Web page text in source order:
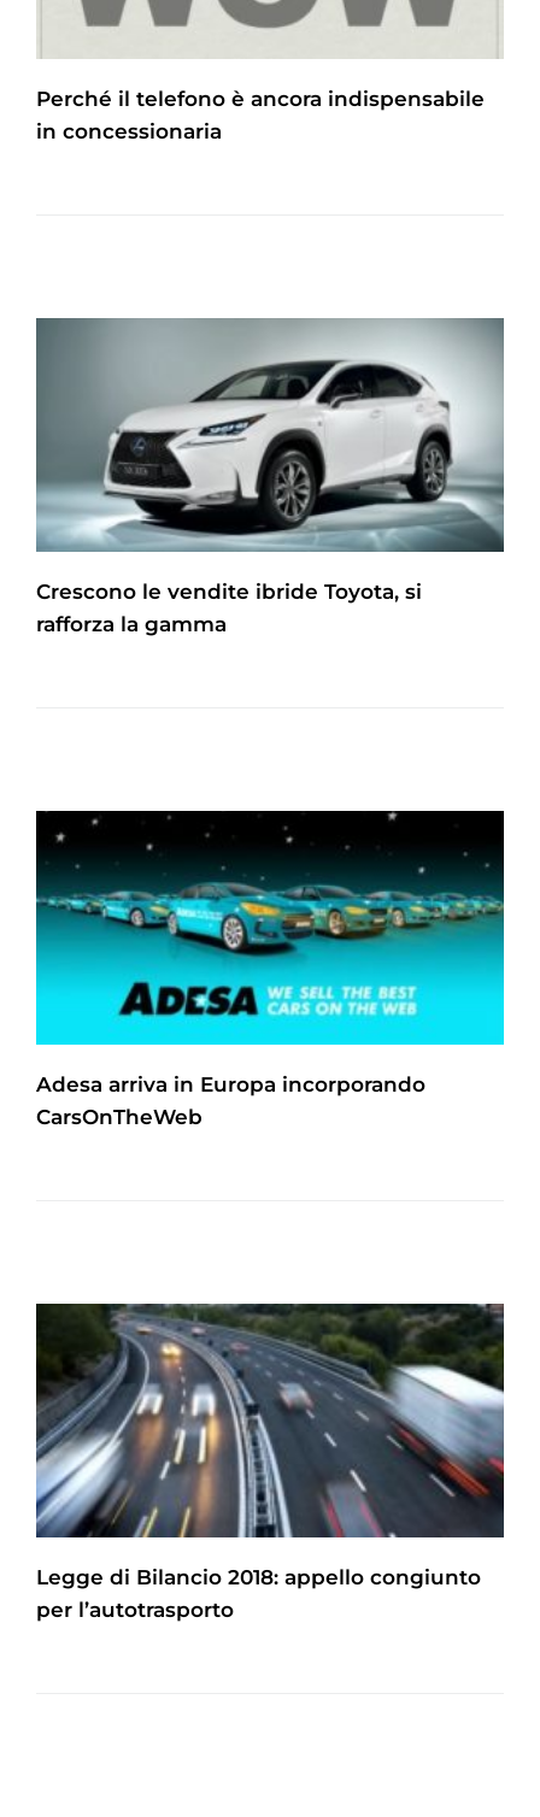
Perché il telefono è ancora indispensabile
in concessionaria
Crescono le vendite ibride Toyota, si
rafforza la gamma
Adesa arriva in Europa incorporando
CarsOnTheWeb
Legge di Bilancio 2018: appello congiunto
per l’autotrasporto